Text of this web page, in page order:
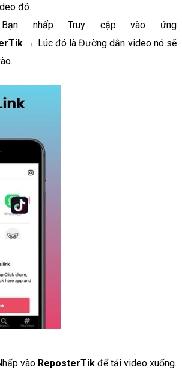
đó.
nhấp Truy cập vào ứng
→ Lúc đó là Đường dẫn video nó sẽ
vào ReposterTikđể tải video xuống.